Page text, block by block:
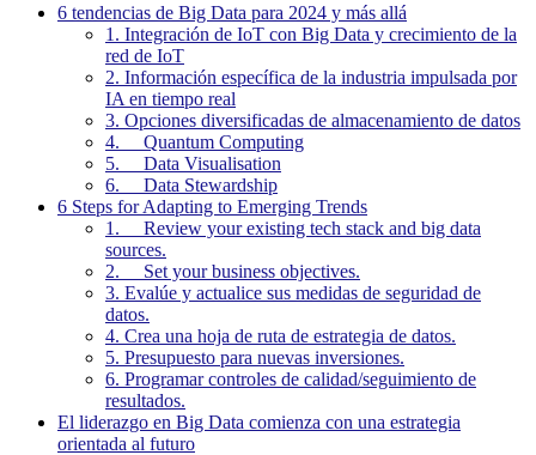
6 tendencias de Big Data para 2024 y más allá
1. Integración de IoT con Big Data y crecimiento de la
red de IoT
2. Información específica de la industria impulsada por
IA en tiempo real
3. Opciones diversificadas de almacenamiento de datos
4. Quantum Computing
5. Data Visualisation
6. Data Stewardship
6 Steps for Adapting to Emerging Trends
1. Review your existing tech stack and big data
sources.
2. Set your business objectives.
3. Evalúe y actualice sus medidas de seguridad de
datos.
4. Crea una hoja de ruta de estrategia de datos.
5. Presupuesto para nuevas inversiones.
6. Programar controles de calidad/seguimiento de
resultados.
El liderazgo en Big Data comienza con una estrategia
orientada al futuro